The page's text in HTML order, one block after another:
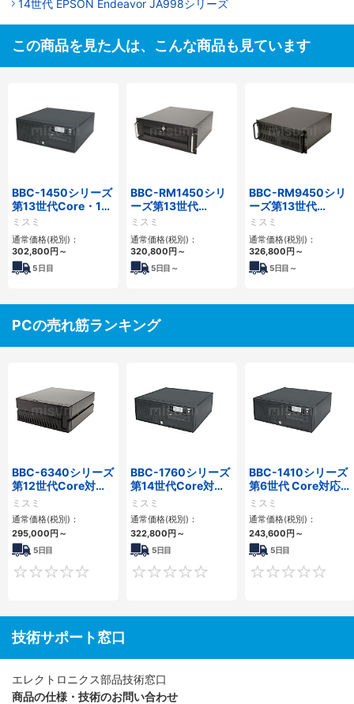
14世代 EPSON Endeavor JA998シリーズ
この商品を見た人は、こんな商品も見ています
BBC-1450シリーズ
第13世代Core・12
世代Celeron対応小
型フロアマウント
4PCIe
ミスミ
通常価格(税別)：
302,800円～
5日目
BBC-RM1450シリ
ーズ第13世代
Core・12世代
Celeron対応ラック
マウント4PCIe
ミスミ
通常価格(税別)：
320,800円～
5日目～
BBC-RM9450シリ
ーズ第13世代
Core・12世代
Celeron対応ラック
マウント4PCIe
ミスミ
通常価格(税別)：
326,800円～
5日目～
PCの売れ筋ランキング
BBC-6340シリーズ
第12世代Core対応
小型フロアマウント
PC2PCI/2PCIe
ミスミ
通常価格(税別)：
295,000円～
5日目
0
BBC-1760シリーズ
第14世代Core対応
小型フロアマウント
3PCIe
ミスミ
通常価格(税別)：
322,800円～
5日目
0
BBC-1410シリーズ
第6世代 Core対応フ
ロアマウントFAPC
3PCI・3PCIe
ミスミ
通常価格(税別)：
243,600円～
5日目
技術サポート窓口
エレクトロニクス部品技術窓口
商品の仕様・技術のお問い合わせ